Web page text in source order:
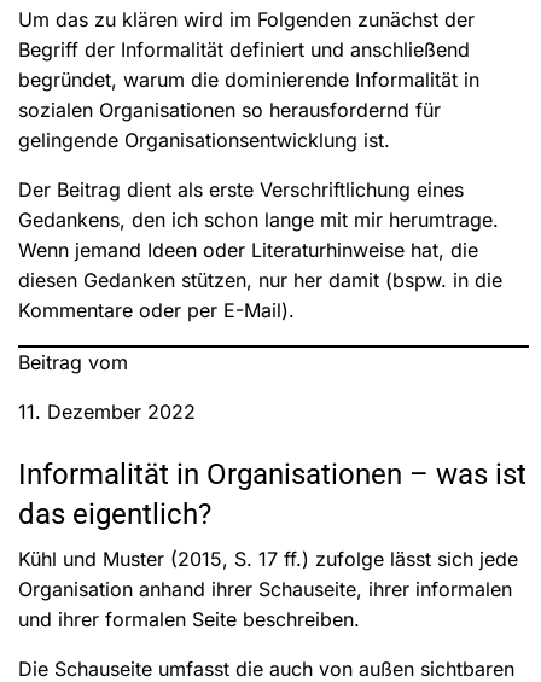
Um das zu klären wird im Folgenden zunächst der
Begriff der Informalität definiert und anschließend
begründet, warum die dominierende Informalität in
sozialen Organisationen so herausfordernd für
gelingende Organisationsentwicklung ist.
Der Beitrag dient als erste Verschriftlichung eines
Gedankens, den ich schon lange mit mir herumtrage.
Wenn jemand Ideen oder Literaturhinweise hat, die
diesen Gedanken stützen, nur her damit (bspw. in die
Kommentare oder per E-Mail).
Beitrag vom
11. Dezember 2022
Informalität in Organisationen – was ist
das eigentlich?
Kühl und Muster (2015, S. 17 ff.) zufolge lässt sich jede
Organisation anhand ihrer Schauseite, ihrer informalen
und ihrer formalen Seite beschreiben.
Die Schauseite umfasst die auch von außen sichtbaren